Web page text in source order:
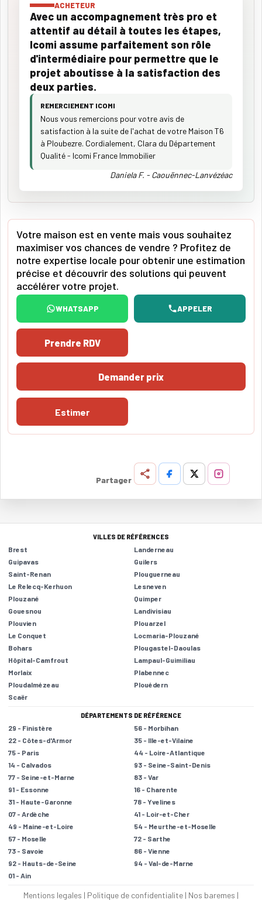
ACHETEUR
Avec un accompagnement très pro et
attentif au détail à toutes les étapes,
Icomi assume parfaitement son rôle
d'intermédiaire pour permettre que le
projet aboutisse à la satisfaction des
deux parties.
REMERCIEMENT ICOMI
Nous vous remercions pour votre avis de
satisfaction à la suite de l'achat de votre Maison T6
à Ploubezre. Cordialement, Clara du Département
Qualité - Icomi France Immobilier
Daniela F. - Caouënnec-Lanvézéac
Votre maison est en vente mais vous souhaitez
maximiser vos chances de vendre ? Profitez de
notre expertise locale pour obtenir une estimation
précise et découvrir des solutions qui peuvent
accélérer votre projet.
WHATSAPP APPELER
Prendre RDV
Demander prix
Estimer
Partager
VILLES DE RÉFÉRENCES
Brest
Landerneau
Guipavas
Guilers
Saint-Renan
Plouguerneau
Le Relecq-Kerhuon
Lesneven
Plouzané
Quimper
Gouesnou
Landivisiau
Plouvien
Plouarzel
Le Conquet
Locmaria-Plouzané
Bohars
Plougastel-Daoulas
Hôpital-Camfrout
Lampaul-Guimiliau
Morlaix
Plabennec
Ploudalmézeau
Plouédern
Scaër
DÉPARTEMENTS DE RÉFÉRENCE
29 - Finistère
56 - Morbihan
22 - Côtes-d'Armor
35 - Ille-et-Vilaine
75 - Paris
44 - Loire-Atlantique
14 - Calvados
93 - Seine-Saint-Denis
77 - Seine-et-Marne
83 - Var
91 - Essonne
16 - Charente
31 - Haute-Garonne
78 - Yvelines
07 - Ardèche
41 - Loir-et-Cher
49 - Maine-et-Loire
54 - Meurthe-et-Moselle
57 - Moselle
72 - Sarthe
73 - Savoie
86 - Vienne
92 - Hauts-de-Seine
94 - Val-de-Marne
01 - Ain
Mentions legales | Politique de confidentialite | Nos baremes |